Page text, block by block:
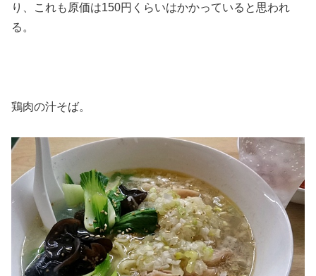
り、これも原価は150円くらいはかかっていると思われ
る。
鶏肉の汁そば。